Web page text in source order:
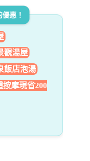
惠！
觀湯屋
飯店泡湯
按摩現省200